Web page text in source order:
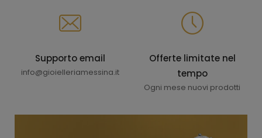
Supporto email
info@gioielleriamessina.it
Offerte limitate nel
tempo
Ogni mese nuovi prodotti